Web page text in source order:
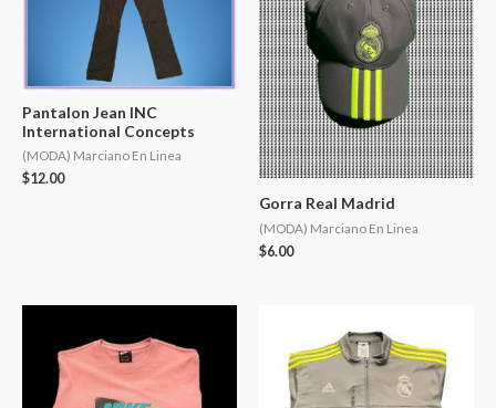
Pantalon Jean INC
International Concepts
(MODA) Marciano En Linea
$12.00
Gorra Real Madrid
(MODA) Marciano En Linea
$6.00